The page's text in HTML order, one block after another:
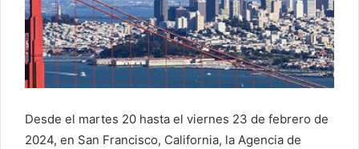
Desde el martes 20 hasta el viernes 23 de febrero de
2024, en San Francisco, California, la Agencia de